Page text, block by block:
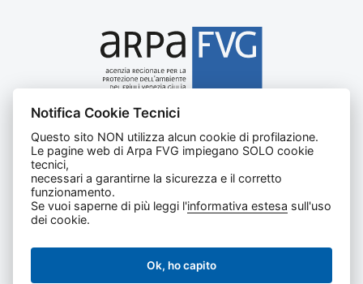
Agenzia regionale per la protezione dell’ambiente del
Friuli Venezia Giulia
C.F. e P. IVA 02096520305
Tel 0432 1918111
Notifica Cookie Tecnici
Questo sito NON utilizza alcun cookie di profilazione.
Le pagine web di Arpa FVG impiegano SOLO cookie
tecnici,
necessari a garantirne la sicurezza e il corretto
funzionamento.
Se vuoi saperne di più leggi l'informativa estesa sull'uso
dei cookie.
Ok, ho capito